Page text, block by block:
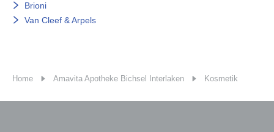
Brioni
Van Cleef & Arpels
Home Amavita Apotheke Bichsel Interlaken Kosmetik